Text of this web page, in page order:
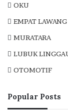
OKU
EMPAT LAWANG
MURATARA
LUBUK
OTOMOTIF
Popular Posts